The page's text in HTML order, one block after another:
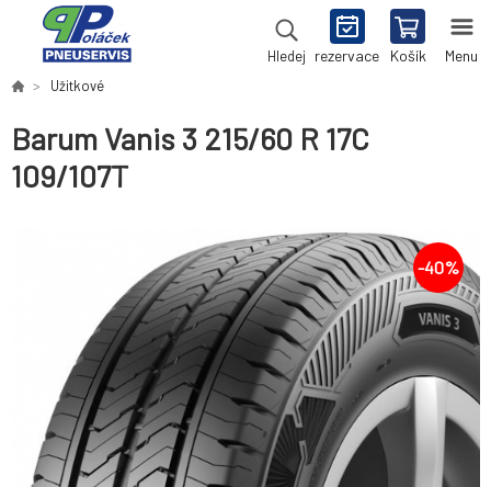
Hledej rezervace Košík Menu
Užitkové
Barum Vanis 3 215/60 R 17C
109/107T
-40%